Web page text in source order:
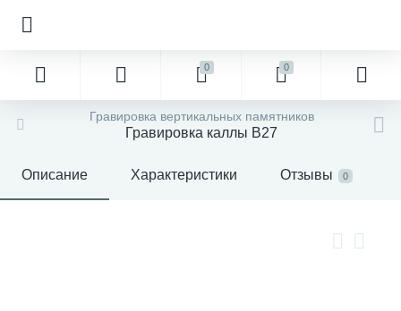
0 0
Гравировка вертикальных памятников
Гравировка каллы В27
Описание Характеристики Отзывы 0